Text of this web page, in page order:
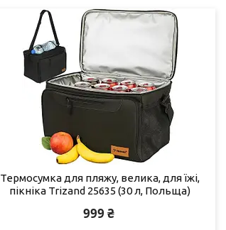
Термосумка для пляжу, велика, для їжі,
пікніка Trizand 25635 (30 л, Польща)
999 ₴